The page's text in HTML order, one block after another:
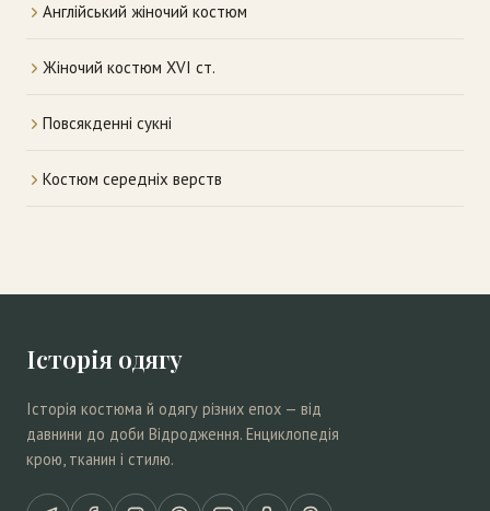
Англійський жіночий костюм
Жіночий костюм XVI ст.
Повсякденні сукні
Костюм середніх верств
Історія одягу
Історія костюма й одягу різних епох — від
давнини до доби Відродження. Енциклопедія
крою, тканин і стилю.